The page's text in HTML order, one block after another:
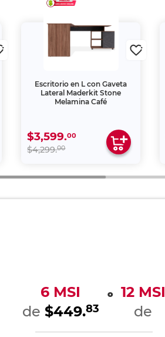
Escritorio en L con Gaveta
Lateral Maderkit Stone
Melamina Café
$3,599.00
$4,299.00
6 MSI
de $449.83
o
12 MSI
de